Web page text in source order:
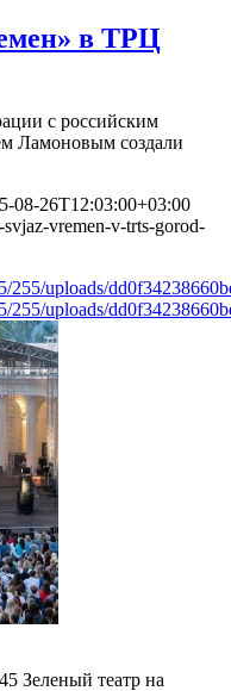
в ТРЦ
с российским
Ламоновым создали
08-26T12:03:00+03:00
vremen-v-trts-gorod-
255/uploads/
255/uploads/
Зеленый театр на